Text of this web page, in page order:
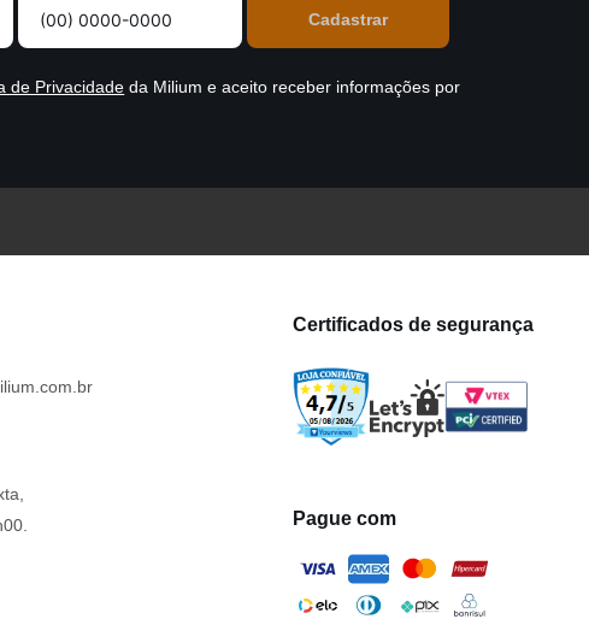
de Privacidade da Milium e aceito receber informações por
Certificados de segurança
Pague com